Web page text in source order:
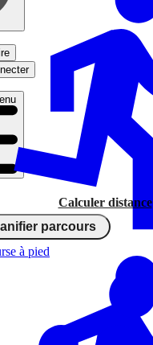
Calculer distance
parcours
à pied